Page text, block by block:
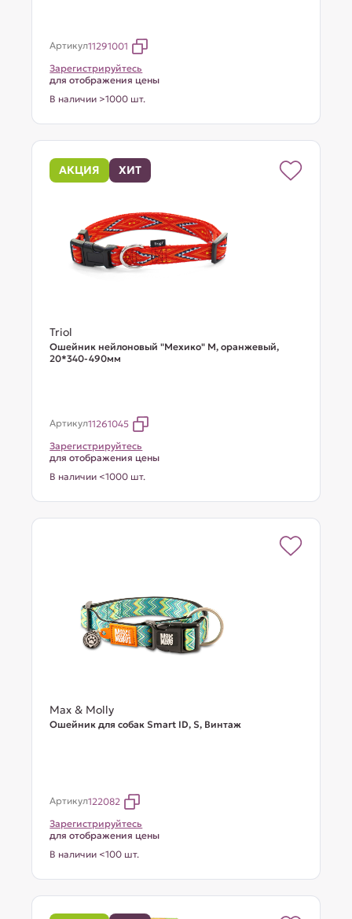
Артикул11291001
Зарегистрируйтесь
для отображения цены
В наличии >1000 шт.
АКЦИЯ ХИТ
Triol
Ошейник нейлоновый "Мехико" M, оранжевый,
20*340-490мм
Артикул11261045
Зарегистрируйтесь
для отображения цены
В наличии <1000 шт.
Max & Molly
Ошейник для собак Smart ID, S, Винтаж
Артикул122082
Зарегистрируйтесь
для отображения цены
В наличии <100 шт.